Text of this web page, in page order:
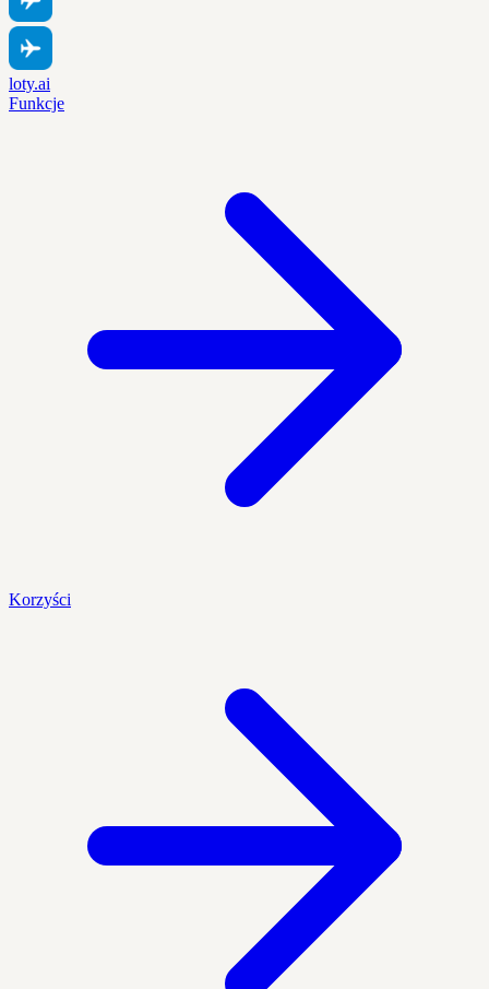
loty.ai
Funkcje
Korzyści